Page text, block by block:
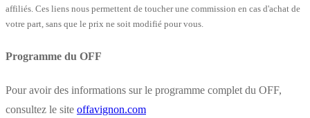
affiliés. Ces liens nous permettent de toucher une commission en cas d'achat de
votre part, sans que le prix ne soit modifié pour vous.
Programme du OFF
Pour avoir des informations sur le programme complet du OFF,
consultez le site offavignon.com